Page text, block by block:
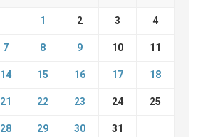
1 2 3 4
7 8 9 10 11
14 15 16 17 18
21 22 23 24 25
28 29 30 31